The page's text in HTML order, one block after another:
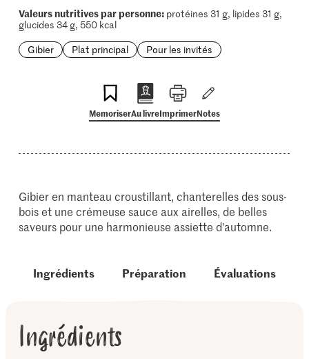
Valeurs nutritives par personne:protéines 31 g, lipides 31 g,
glucides 34 g, 550 kcal
Gibier
Plat principal Pour les invités
MemoriserAu livreImprimerNotes
Gibier en manteau croustillant, chanterelles des sous-
bois et une crémeuse sauce aux airelles, de belles
saveurs pour une harmonieuse assiette d'automne.
Ingrédients Préparation Évaluations
Ingrédients